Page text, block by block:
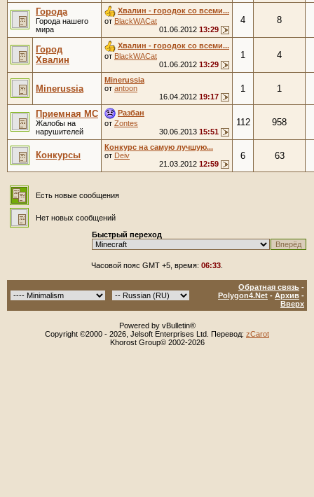
Города
Города нашего
мира
Хвалин - городок со всеми...
от BlackWACat
01.06.2012 13:29
4 8
Город
Хвалин
Хвалин - городок со всеми...
от BlackWACat
01.06.2012 13:29
1 4
Minerussia
Minerussia
от antoon
16.04.2012 19:17
1 1
Приемная MC
Жалобы на
нарушителей
Разбан
от Zontes
30.06.2013 15:51
112 958
Конкурсы
Конкурс на самую лучшую...
от Deiv
21.03.2012 12:59
6 63
Есть новые сообщения
Нет новых сообщений
Быстрый переход
Часовой пояс GMT +5, время: 06:33
Обратная связь -
Polygon4.Net - Архив -
Вверх
Powered by vBulletin®
Copyright ©2000 - 2026, Jelsoft Enterprises Ltd. Перевод: zCarot
Khorost Group© 2002-2026